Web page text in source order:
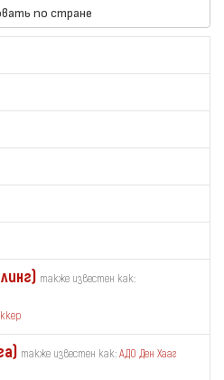
по стране
также известен как:
также известен как:АДО Ден Хааг